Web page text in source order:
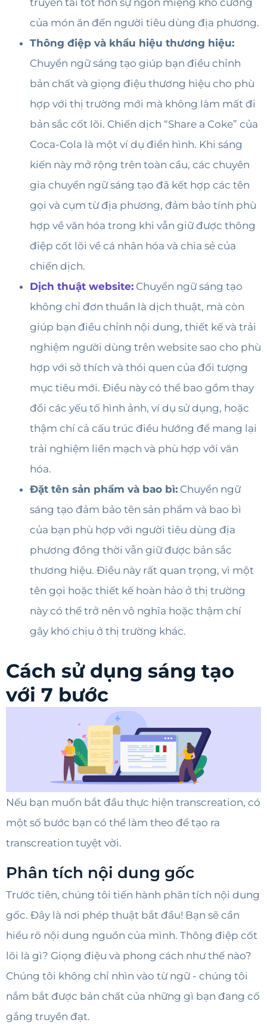
của món ăn đến người tiêu dùng địa phương.
Thông điệp và khẩu hiệu thương hiệu:
Chuyển ngữ sáng tạo giúp bạn điều chỉnh
bản chất và giọng điệu thương hiệu cho phù
hợp với thị trường mới mà không làm mất đi
bản sắc cốt lõi. Chiến dịch “Share a Coke” của
Coca-Cola là một ví dụ điển hình. Khi sáng
kiến ​​này mở rộng trên toàn cầu, các chuyên
gia chuyển ngữ sáng tạo đã kết hợp các tên
gọi và cụm từ địa phương, đảm bảo tính phù
hợp về văn hóa trong khi vẫn giữ được thông
điệp cốt lõi về cá nhân hóa và chia sẻ của
chiến dịch.
Dịch thuật website: Chuyển ngữ sáng tạo
không chỉ đơn thuần là dịch thuật, mà còn
giúp bạn điều chỉnh nội dung, thiết kế và trải
nghiệm người dùng trên website sao cho phù
hợp với sở thích và thói quen của đối tượng
mục tiêu mới. Điều này có thể bao gồm thay
đổi các yếu tố hình ảnh, ví dụ sử dụng, hoặc
thậm chí cả cấu trúc điều hướng để mang lại
trải nghiệm liền mạch và phù hợp với văn
hóa.
Đặt tên sản phẩm và bao bì: Chuyển ngữ
sáng tạo đảm bảo tên sản phẩm và bao bì
của bạn phù hợp với người tiêu dùng địa
phương đồng thời vẫn giữ được bản sắc
thương hiệu. Điều này rất quan trọng, vì một
tên gọi hoặc thiết kế hoàn hảo ở thị trường
này có thể trở nên vô nghĩa hoặc thậm chí
gây khó chịu ở thị trường khác.
Cách sử dụng sáng tạo
với 7 bước
Nếu bạn muốn bắt đầu thực hiện transcreation, có
một số bước bạn có thể làm theo để tạo ra
transcreation tuyệt vời.
Phân tích nội dung gốc
Trước tiên, chúng tôi tiến hành phân tích nội dung
gốc. Đây là nơi phép thuật bắt đầu! Bạn sẽ cần
hiểu rõ nội dung nguồn của mình. Thông điệp cốt
lõi là gì? Giọng điệu và phong cách như thế nào?
Chúng tôi không chỉ nhìn vào từ ngữ - chúng tôi
nắm bắt được bản chất của những gì bạn đang cố
gắng truyền đạt.